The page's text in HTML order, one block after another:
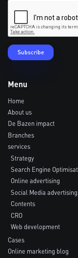
Menu
Home
About us
De Bazen impact
Branches
services
Strategy
Search Engine
Online advertising
Social Media advertising
Contents
CRO
Web development
Cases
Online marketing blog